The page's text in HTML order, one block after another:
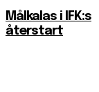
Målkalas i IFK:s
återstart